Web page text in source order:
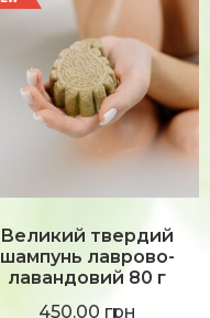
Великий твердий
шампунь лаврово-
лавандовий 80 г
450.00 грн